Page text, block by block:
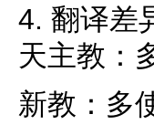
4. 翻译差
天主教：
新教：多